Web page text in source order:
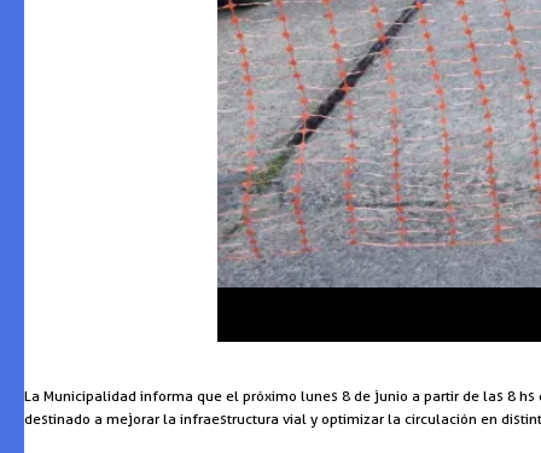
La Municipalidad informa que el próximo lunes 8 de junio a partir de las 8
destinado a mejorar la infraestructura vial y optimizar la circulación en